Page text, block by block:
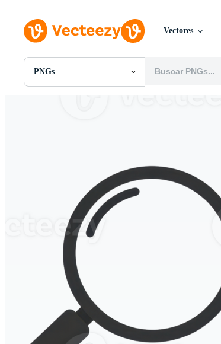
Vectores
PNGs
Todas Imágenes
Gráficos en Movimiento
Imágenes Editoriales
Eventos Editoriales